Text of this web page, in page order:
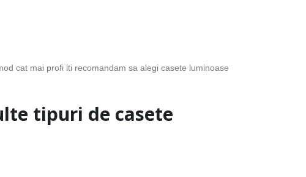
cat mai profi iti recomandam sa alegi casete luminoase
tipuri de casete